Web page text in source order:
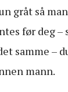
gråt så
før deg
samme –
mann.